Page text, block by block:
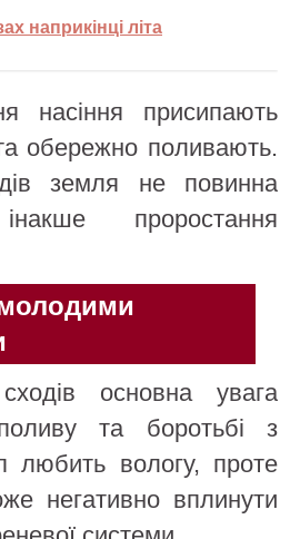
наприкінці літа
насіння присипають
обережно поливають.
земля не повинна
проростання
основна увага
та боротьбі з
любить вологу, проте
негативно вплинути